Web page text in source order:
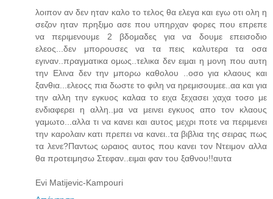
λοιπον αν δεν ηταν καλο το τελος θα ελεγα και εγω οτι ολη η
σεζον ηταν πρηξιμο ασε που υπηρχαν φορες που επρεπε
να περιμενουμε 2 βδομαδες για να δουμε επεισοδιο
ελεος...δεν μπορουσες να τα πεις καλυτερα τα οσα
εγιναν..πραγματικα ομως..τελικα δεν ειμαι η μονη που αυτη
την Ελινα δεν την μπορω καθολου ..οσο για κλαους και
ξανθια...ελεοςς πια δωστε το φιλη να ηρεμισουμεε..αα και για
την αλλη την εγκυος καλαα το ειχα ξεχασει χαχα τοσο με
ενδιαφερει η αλλη..μα να μεινει εγκυος απο τον κλαους
γαμωτο...αλλα τι να κανει και αυτος μεχρι ποτε να περιμενει
την καρολαιν κατι πρεπει να κανει..τα βιβλια της σειρας πως
τα λενε?Παντως ωραιος αυτος που κανει τον Ντειμον αλλα
θα προτειμησω Στεφαν..ειμαι φαν του ξαθνου!!αυτα
Evi Matijevic-Kampouri